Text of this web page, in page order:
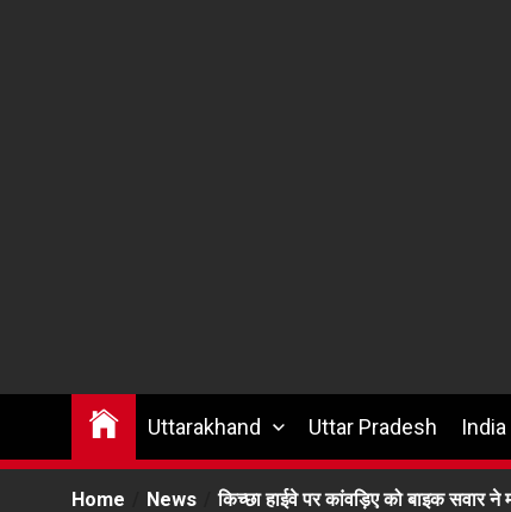
Uttarakhand Uttar Pradesh India
Home News किच्छा हाईवे पर कांवड़िए को बाइक सवार